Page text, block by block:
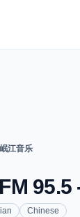
江音乐
Chinese